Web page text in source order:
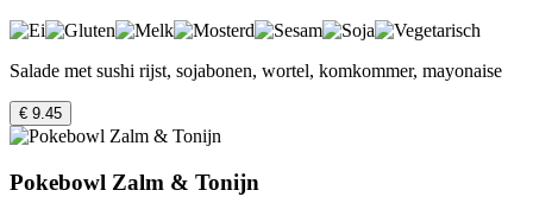
Salade met sushi rijst, sojabonen, wortel, komkommer, mayonaise
€ 9.45
Pokebowl Zalm & Tonijn